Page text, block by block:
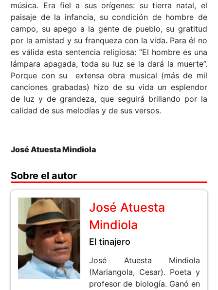
música. Era fiel a sus orígenes: su tierra natal, el
paisaje de la infancia, su condición de hombre de
campo, su apego a la gente de pueblo, su gratitud
por la amistad y su franqueza con la vida. Para él no
es válida esta sentencia religiosa: “El hombre es una
lámpara apagada, toda su luz se la dará la muerte”.
Porque con su extensa obra musical (más de mil
canciones grabadas) hizo de su vida un esplendor
de luz y de grandeza, que seguirá brillando por la
calidad de sus melodías y de sus versos.
José Atuesta Mindiola
Sobre el autor
José Atuesta
Mindiola
El tinajero
José Atuesta Mindiola
(Mariangola, Cesar). Poeta y
profesor de biología. Ganó en